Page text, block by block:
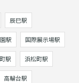
辰巳駅
駅 国際展示場駅
駅 浜松町駅
高輪台駅